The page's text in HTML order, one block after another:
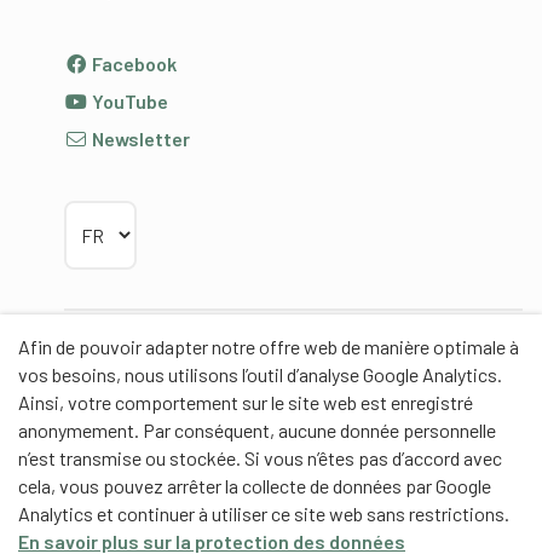
Afin de pouvoir adapter notre offre web de manière optimale à
vos besoins, nous utilisons l’outil d’analyse Google Analytics.
Ainsi, votre comportement sur le site web est enregistré
anonymement. Par conséquent, aucune donnée personnelle
n’est transmise ou stockée. Si vous n’êtes pas d’accord avec
cela, vous pouvez arrêter la collecte de données par Google
Analytics et continuer à utiliser ce site web sans restrictions.
En savoir plus sur la protection des données
Facebook
YouTube
Newsletter
Partenaires
Partenaires de contenus